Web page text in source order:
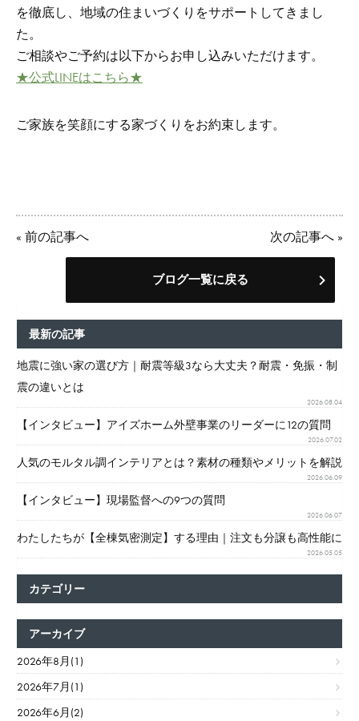
を徹底し、地域の住まいづくりをサポートしてきまし
た。
ご相談やご予約は以下からお申し込みいただけます。
★公式LINEはこちら★
ご家族を笑顔にする家づくりをお約束します。
« 前の記事へ 次の記事へ »
ブログ一覧に戻る
最新の記事
地震に強い家の選び方｜耐震等級3なら大丈夫？耐震・免振・制
震の違いとは
2026.08.04
【インタビュー】アイズホーム外壁事業のリーダーに12の質問
2026.07.02
人気のモルタル調インテリアとは？素材の種類やメリットを解説
2026.06.09
【インタビュー】現場監督への9つの質問
2026.06.07
わたしたちが【全棟気密測定】する理由｜注文も分譲も高性能に
2026.05.05
カテゴリー
アーカイブ
2026年8月(1)
2026年7月(1)
2026年6月(2)